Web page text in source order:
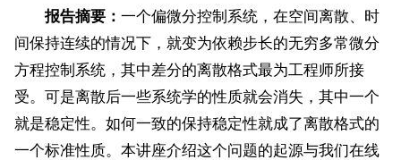
报告摘要： 一个偏微分控制系统，在空间离散、时
间保持连续的情况下，就变为依赖步长的无穷多常微分
方程控制系统，其中差分的离散格式最为工程师所接
受。可是离散后一些系统学的性质就会消失，其中一个
就是稳定性。如何一致的保持稳定性就成了离散格式的
一个标准性质。本讲座介绍这个问题的起源与我们在线